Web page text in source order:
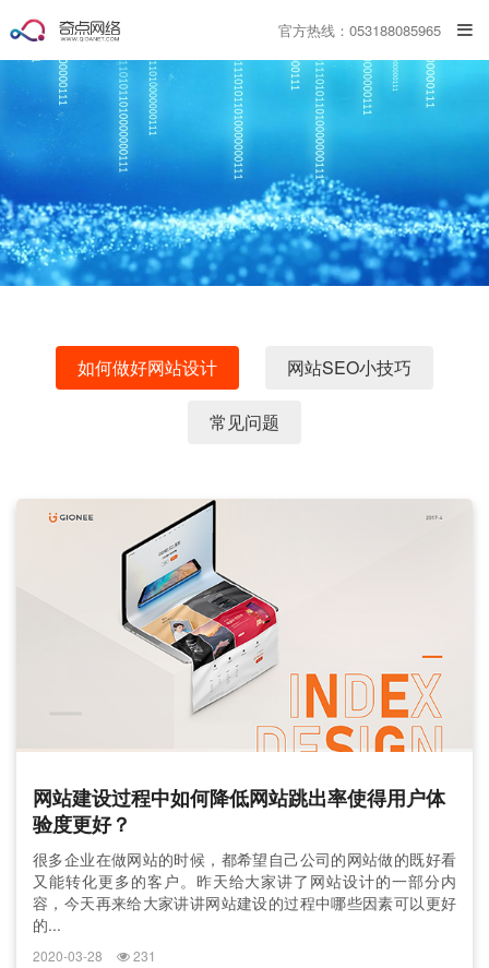
官方热线：053188085965
如何做好网站设计 网站SEO小技巧
常见问题
网站建设过程中如何降低网站跳出率使得用户体
验度更好？
很多企业在做网站的时候，都希望自己公司的网站做的既好看
又能转化更多的客户。昨天给大家讲了网站设计的一部分内
容，今天再来给大家讲讲网站建设的过程中哪些因素可以更好
的...
2020-03-28 231